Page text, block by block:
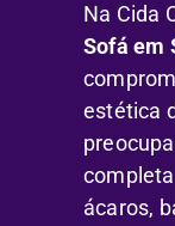
Na Cida
Sofá em
estética
ácaros,